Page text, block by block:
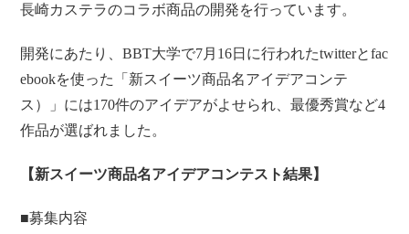
長崎カステラのコラボ商品の開発を行っています。
開発にあたり、BBT大学で7月16日に行われたtwitterとfac
ebookを使った「新スイーツ商品名アイデアコンテ
ス）」には170件のアイデアがよせられ、最優秀賞など4
作品が選ばれました。
【新スイーツ商品名アイデアコンテスト結果】
■募集内容